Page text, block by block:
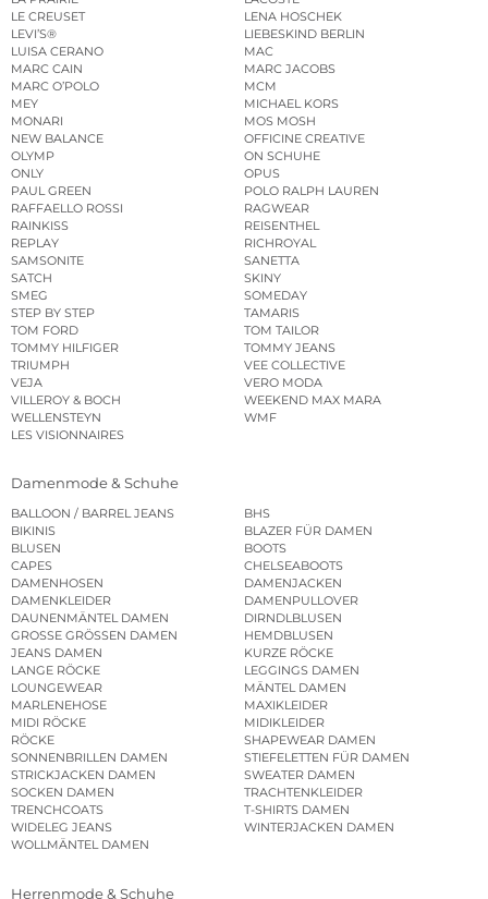
LE CREUSET
LENA HOSCHEK
LEVI’S®
LIEBESKIND BERLIN
LUISA CERANO
MAC
MARC CAIN
MARC JACOBS
MARC O’POLO
MCM
MEY
MICHAEL KORS
MONARI
MOS MOSH
NEW BALANCE
OFFICINE CREATIVE
OLYMP
ON SCHUHE
ONLY
OPUS
PAUL GREEN
POLO RALPH LAUREN
RAFFAELLO ROSSI
RAGWEAR
RAINKISS
REISENTHEL
REPLAY
RICHROYAL
SAMSONITE
SANETTA
SATCH
SKINY
SMEG
SOMEDAY
STEP BY STEP
TAMARIS
TOM FORD
TOM TAILOR
TOMMY HILFIGER
TOMMY JEANS
TRIUMPH
VEE COLLECTIVE
VEJA
VERO MODA
VILLEROY & BOCH
WEEKEND MAX MARA
WELLENSTEYN
WMF
LES VISIONNAIRES
Damenmode & Schuhe
BALLOON / BARREL JEANS
BHS
BIKINIS
BLAZER FÜR DAMEN
BLUSEN
BOOTS
CAPES
CHELSEABOOTS
DAMENHOSEN
DAMENJACKEN
DAMENKLEIDER
DAMENPULLOVER
DAUNENMÄNTEL DAMEN
DIRNDLBLUSEN
GROSSE GRÖSSEN DAMEN
HEMDBLUSEN
JEANS DAMEN
KURZE RÖCKE
LANGE RÖCKE
LEGGINGS DAMEN
LOUNGEWEAR
MÄNTEL DAMEN
MARLENEHOSE
MAXIKLEIDER
MIDI RÖCKE
MIDIKLEIDER
RÖCKE
SHAPEWEAR DAMEN
SONNENBRILLEN DAMEN
STIEFELETTEN FÜR DAMEN
STRICKJACKEN DAMEN
SWEATER DAMEN
SOCKEN DAMEN
TRACHTENKLEIDER
TRENCHCOATS
T-SHIRTS DAMEN
WIDELEG JEANS
WINTERJACKEN DAMEN
WOLLMÄNTEL DAMEN
Herrenmode & Schuhe